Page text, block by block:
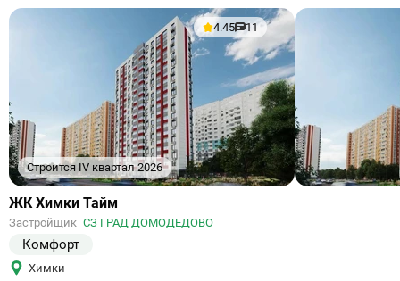
Строится IV квартал 2026
4.45 11
Ссылка
объект
ЖК Химки Тайм
Застройщик СЗ ГРАД ДОМОДЕДОВО
Комфорт
Химки